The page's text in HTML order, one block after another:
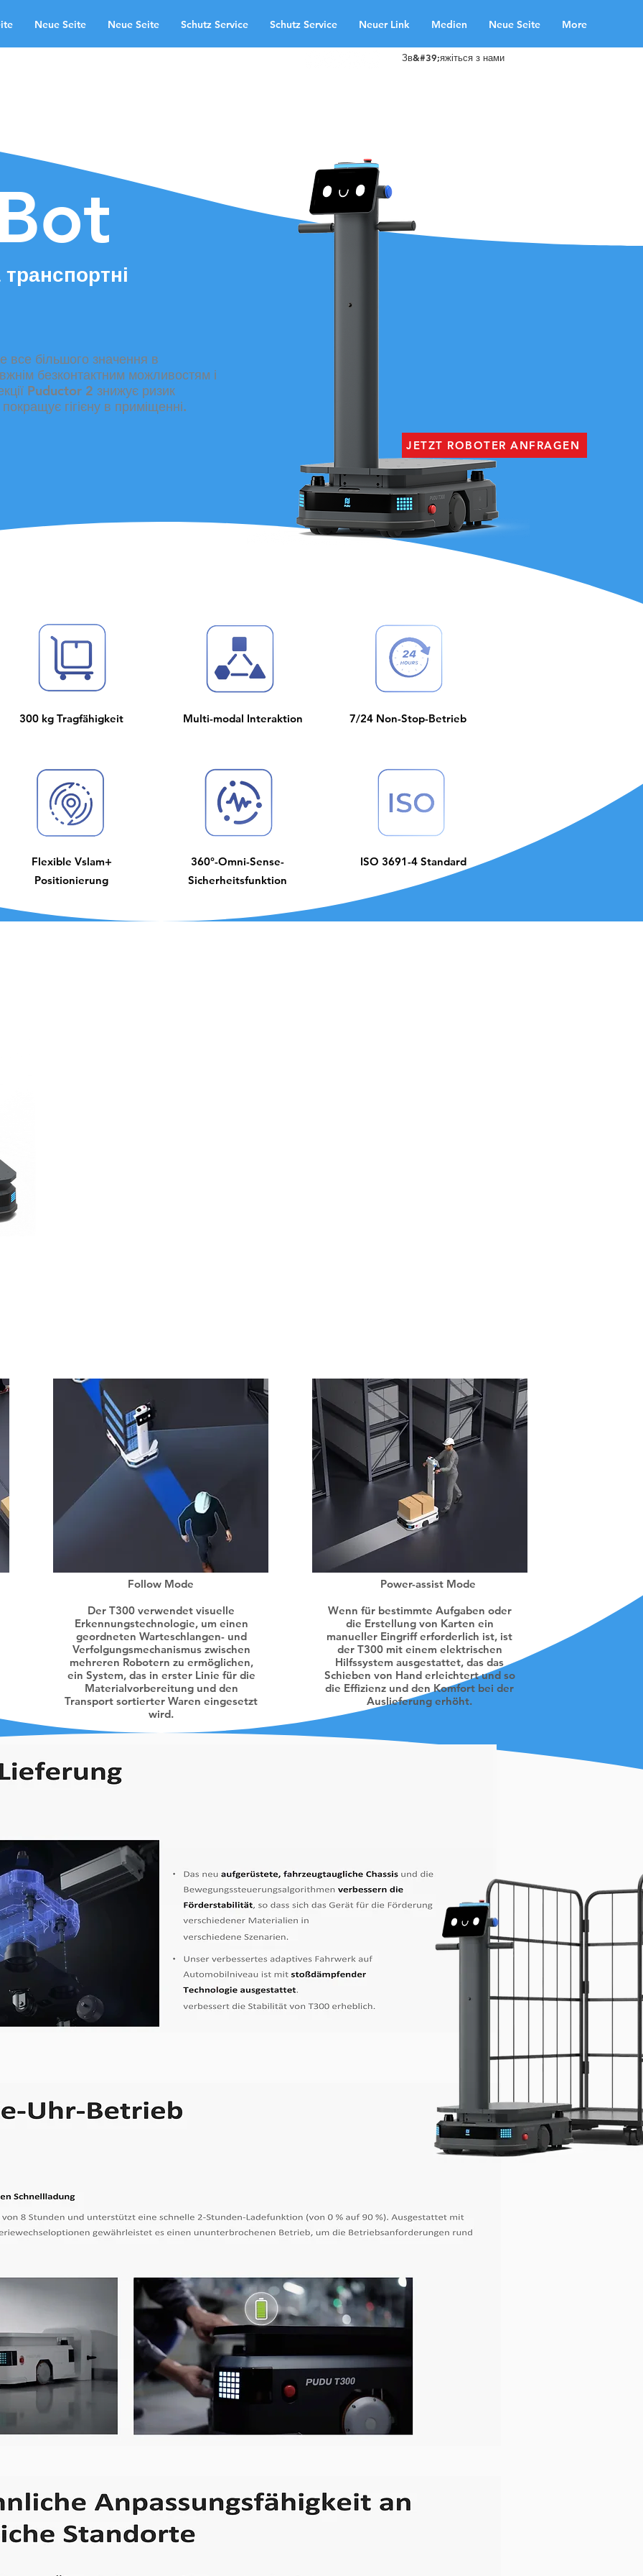
Neue Seite Neue Seite Schutz Service Schutz Service Neuer Link Medien Neue Seite More
Зв&#39;яжіться з нами
все більшого значення в
безконтактним можливостям і
Puductor 2 знижує ризик
гігієну в приміщенні.
JETZT ROBOTER ANFRAGEN
Flexible Vslam+
Positionierung
300 kg Tragfähigkeit Multi-modal Interaktion 7/24 Non-Stop-Betrieb
ISO 3691-4 Standard
360°-Omni-Sense-
Sicherheitsfunktion
Follow Mode
Der T300 verwendet visuelle
Erkennungstechnologie, um einen
geordneten Warteschlangen- und
Verfolgungsmechanismus zwischen
mehreren Robotern zu ermöglichen,
ein System, das in erster Linie für die
Materialvorbereitung und den
Transport sortierter Waren eingesetzt
wird.
Power-assist Mode
Wenn für bestimmte Aufgaben oder
die Erstellung von Karten ein
manueller Eingriff erforderlich ist, ist
der T300 mit einem elektrischen
Hilfssystem ausgestattet, das das
Schieben von Hand erleichtert und so
die Effizienz und den Komfort bei der
Auslieferung erhöht.